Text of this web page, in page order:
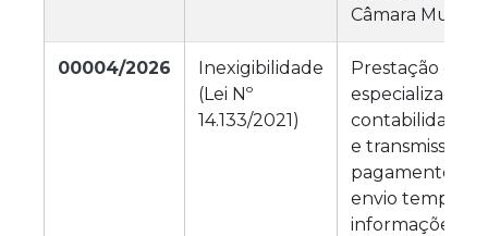
Câmara
00004/2026
Inexigibilidade
(Lei Nº
14.133/2021)
Prestação de
especializados
contabilidade,
e transmissão
pagamento,
envio
informações